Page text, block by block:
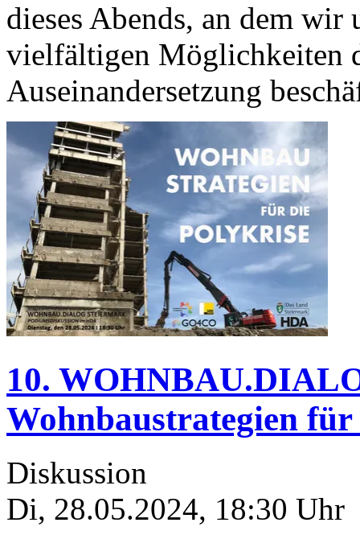
dieses Abends, an dem
vielfältigen Möglichkeiten
Auseinandersetzung
10.
Wohnbaustrategien
Diskussion
Di, 28.05.2024, 18:30 Uhr